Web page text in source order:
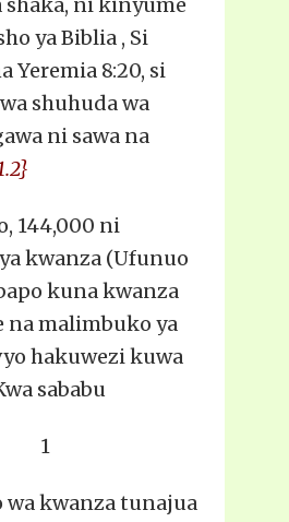
shaka, ni kinyume
ya Biblia , Si
Yeremia 8:20, si
shuhuda wa
ni sawa na
144,000 ni
kwanza (Ufunuo
kuna kwanza
na malimbuko ya
hakuwezi kuwa
sababu
1
wa kwanza tunajua